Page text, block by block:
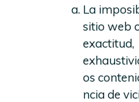
La
sitio web
exactitud,
os
ncia de